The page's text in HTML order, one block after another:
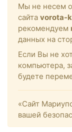
Мы не несем
сайта vorota-
рекомендуем
данных на
Если Вы не
компьютера,
будете
«Сайт
вашей